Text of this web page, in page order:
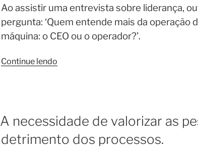
Ao assistir uma entrevista sobre liderança,
pergunta: ‘Quem entende mais da operação
máquina: o CEO ou o operador?’.
Continue lendo
A necessidade de valorizar as
detrimento dos processos.